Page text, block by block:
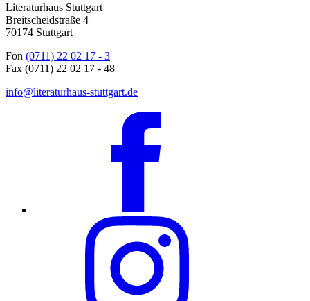
Literaturhaus Stuttgart
Breitscheidstraße 4
70174 Stuttgart
Fon (0711) 22 02 17 - 3
Fax (0711) 22 02 17 - 48
info@literaturhaus-stuttgart.de